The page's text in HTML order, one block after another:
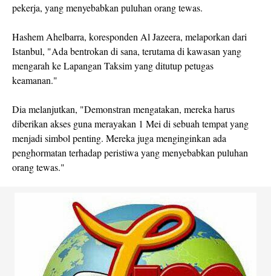
pekerja, yang menyebabkan puluhan orang tewas.
Hashem Ahelbarra, koresponden Al Jazeera, melaporkan dari
Istanbul, "Ada bentrokan di sana, terutama di kawasan yang
mengarah ke Lapangan Taksim yang ditutup petugas
keamanan."
Dia melanjutkan, "Demonstran mengatakan, mereka harus
diberikan akses guna merayakan 1 Mei di sebuah tempat yang
menjadi simbol penting. Mereka juga menginginkan ada
penghormatan terhadap peristiwa yang menyebabkan puluhan
orang tewas."